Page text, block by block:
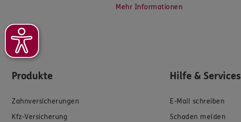
Mehr Informationen
Produkte
Zahnversicherungen
Kfz-Versicherung
Hilfe & Services
E-Mail schreiben
Schaden melden